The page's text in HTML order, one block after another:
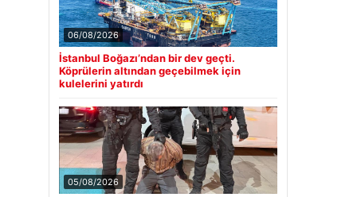
06/08/2026
İstanbul Boğazı’ndan bir dev geçti.
Köprülerin altından geçebilmek için
kulelerini yatırdı
05/08/2026